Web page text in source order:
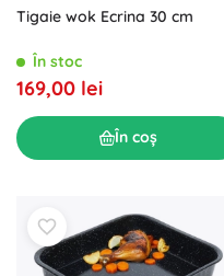
Tigaie wok Ecrina 30 cm
În stoc
169,00 lei
În coș